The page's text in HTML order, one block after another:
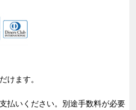
けます。
払いください。別途手数料が必要